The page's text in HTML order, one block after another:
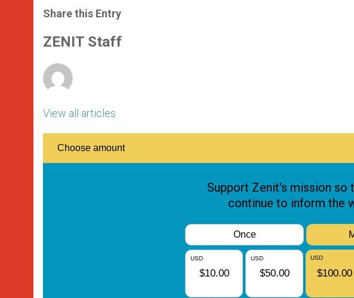
t
s
p
p
s
e
g
e
e
b
o
k
Share this Entry
ZENIT Staff
View all articles